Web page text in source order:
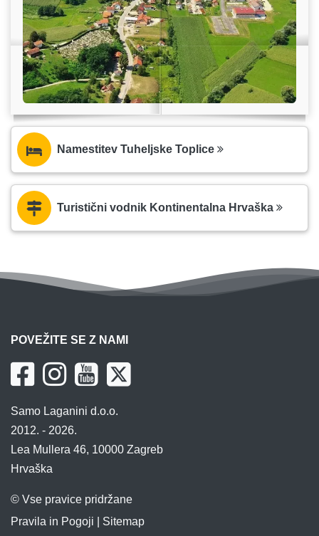
Namestitev Tuheljske Toplice
Turistični vodnik Kontinentalna Hrvaška
POVEŽITE SE Z NAMI
Samo Laganini d.o.o.
2012. - 2026.
Lea Mullera 46, 10000 Zagreb
Hrvaška
© Vse pravice pridržane
Pravila in Pogoji
Sitemap